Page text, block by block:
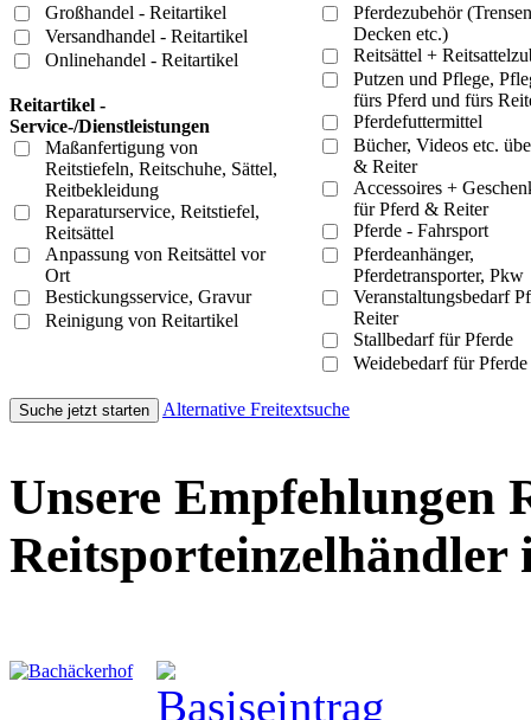
Großhandel - Reitartikel
Versandhandel - Reitartikel
Onlinehandel - Reitartikel
Reitartikel -
Service-/Dienstleistungen
Maßanfertigung von
Reitstiefeln, Reitschuhe, Sättel,
Reitbekleidung
Reparaturservice, Reitstiefel,
Reitsättel
Anpassung von Reitsättel vor
Ort
Bestickungsservice, Gravur
Reinigung von Reitartikel
Pferdezubehör
Decken etc.)
Reitsättel +
Putzen und Pflege,
fürs Pferd und fürs
Pferdefuttermittel
Bücher, Videos etc.
& Reiter
Accessoires +
für Pferd & Reiter
Pferde - Fahrsport
Pferdeanhänger,
Pferdetransporter, Pkw
Veranstaltungsbedarf
Reiter
Stallbedarf für Pferde
Weidebedarf für Pferde
Alternative Freitextsuche
Unsere Empfehlungen
Reitsporteinzelhändler